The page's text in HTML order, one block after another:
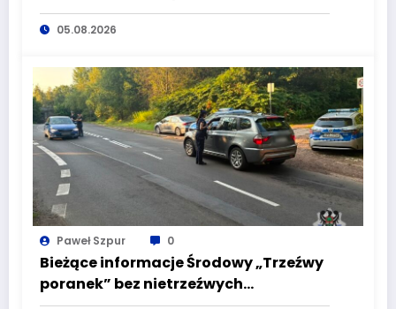
wypadku będąc pod wpływem
alkoholu
05.08.2026
Paweł Szpur 0
Bieżące informacje Środowy „Trzeźwy
poranek” bez nietrzeźwych